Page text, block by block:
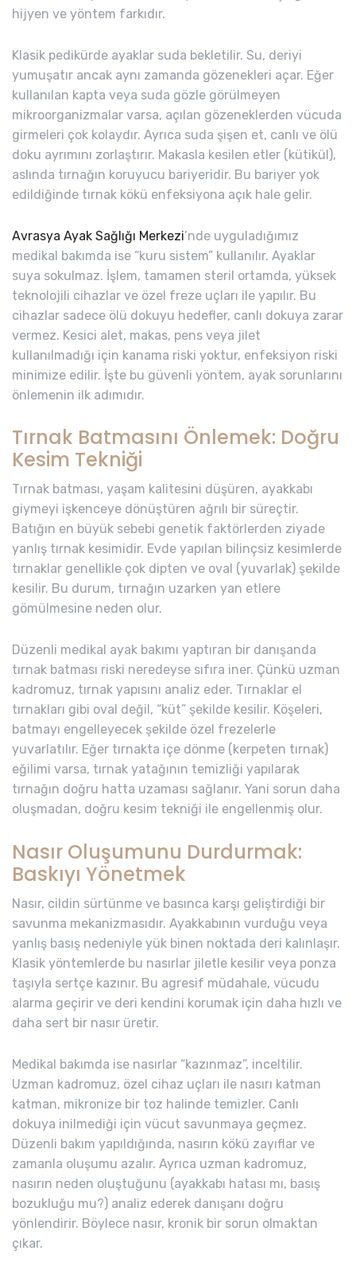
hijyen ve yöntem farkıdır.
Klasik pedikürde ayaklar suda bekletilir. Su, deriyi
yumuşatır ancak aynı zamanda gözenekleri açar. Eğer
kullanılan kapta veya suda gözle görülmeyen
mikroorganizmalar varsa, açılan gözeneklerden vücuda
girmeleri çok kolaydır. Ayrıca suda şişen et, canlı ve ölü
doku ayrımını zorlaştırır. Makasla kesilen etler (kütikül),
aslında tırnağın koruyucu bariyeridir. Bu bariyer yok
edildiğinde tırnak kökü enfeksiyona açık hale gelir.
Avrasya Ayak Sağlığı Merkezi’nde uyguladığımız
medikal bakımda ise “kuru sistem” kullanılır. Ayaklar
suya sokulmaz. İşlem, tamamen steril ortamda, yüksek
teknolojili cihazlar ve özel freze uçları ile yapılır. Bu
cihazlar sadece ölü dokuyu hedefler, canlı dokuya zarar
vermez. Kesici alet, makas, pens veya jilet
kullanılmadığı için kanama riski yoktur, enfeksiyon riski
minimize edilir. İşte bu güvenli yöntem, ayak sorunlarını
önlemenin ilk adımıdır.
Tırnak Batmasını Önlemek: Doğru
Kesim Tekniği
Tırnak batması, yaşam kalitesini düşüren, ayakkabı
giymeyi işkenceye dönüştüren ağrılı bir süreçtir.
Batığın en büyük sebebi genetik faktörlerden ziyade
yanlış tırnak kesimidir. Evde yapılan bilinçsiz kesimlerde
tırnaklar genellikle çok dipten ve oval (yuvarlak) şekilde
kesilir. Bu durum, tırnağın uzarken yan etlere
gömülmesine neden olur.
Düzenli medikal ayak bakımı yaptıran bir danışanda
tırnak batması riski neredeyse sıfıra iner. Çünkü uzman
kadromuz, tırnak yapısını analiz eder. Tırnaklar el
tırnakları gibi oval değil, “küt” şekilde kesilir. Köşeleri,
batmayı engelleyecek şekilde özel frezelerle
yuvarlatılır. Eğer tırnakta içe dönme (kerpeten tırnak)
eğilimi varsa, tırnak yatağının temizliği yapılarak
tırnağın doğru hatta uzaması sağlanır. Yani sorun daha
oluşmadan, doğru kesim tekniği ile engellenmiş olur.
Nasır Oluşumunu Durdurmak:
Baskıyı Yönetmek
Nasır, cildin sürtünme ve basınca karşı geliştirdiği bir
savunma mekanizmasıdır. Ayakkabının vurduğu veya
yanlış basış nedeniyle yük binen noktada deri kalınlaşır.
Klasik yöntemlerde bu nasırlar jiletle kesilir veya ponza
taşıyla sertçe kazınır. Bu agresif müdahale, vücudu
alarma geçirir ve deri kendini korumak için daha hızlı ve
daha sert bir nasır üretir.
Medikal bakımda ise nasırlar “kazınmaz”, inceltilir.
Uzman kadromuz, özel cihaz uçları ile nasırı katman
katman, mikronize bir toz halinde temizler. Canlı
dokuya inilmediği için vücut savunmaya geçmez.
Düzenli bakım yapıldığında, nasırın kökü zayıflar ve
zamanla oluşumu azalır. Ayrıca uzman kadromuz,
nasırın neden oluştuğunu (ayakkabı hatası mı, basış
bozukluğu mu?) analiz ederek danışanı doğru
yönlendirir. Böylece nasır, kronik bir sorun olmaktan
çıkar.